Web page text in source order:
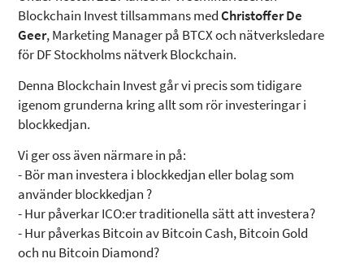
Blockchain Invest tillsammans medChristoffer De
Geer, Marketing Manager på BTCX och nätverksledare
för DF Stockholms nätverk Blockchain.
Denna Blockchain Invest går vi precis som tidigare
igenom grunderna kring allt som rör investeringar i
blockkedjan.
Vi ger oss även närmare in på:
- Bör man investera i blockkedjan eller bolag som
använder blockkedjan ?
- Hur påverkar ICO:er traditionella sätt att investera?
- Hur påverkas Bitcoin av Bitcoin Cash, Bitcoin Gold
och nu Bitcoin Diamond?